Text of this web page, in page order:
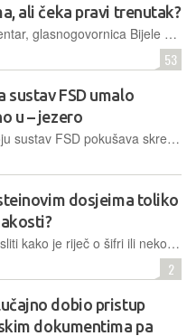
ali čeka pravi trenutak?
Upitana za komentar, glasnogovornica Bijele kuće Karoline Leavitt rekla je kako bi govor o izvanzemaljcima bio vrlo uzbudljiv i od velikog interesa, ali i istaknula kako prvi put čuje za tako nešto.
53
sustav FSD umalo
u – jezero
Snimka Tesle koju sustav FSD pokušava skrenuti u jezero uzburkala je javnost dok američki regulatori pokreću opsežne istrage nad gotovo tri milijuna vozila zbog ozbiljnih sigurnosnih propusta
dosjeima toliko
Mogli biste pomisliti kako je riječ o šifri ili nekom tajnom jeziku, ali čini se kako je nešto prozaičnije u pitanju
2
dobio pristup
dokumentima pa